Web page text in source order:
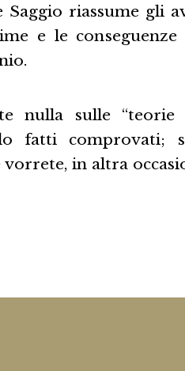
Saggio riassume gli
e le
nulla sulle “teorie
fatti comprovati;
vorrete, in altra